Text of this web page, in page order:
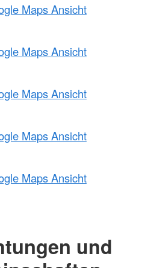
Maps Ansicht
Maps Ansicht
Maps Ansicht
Maps Ansicht
Maps Ansicht
und